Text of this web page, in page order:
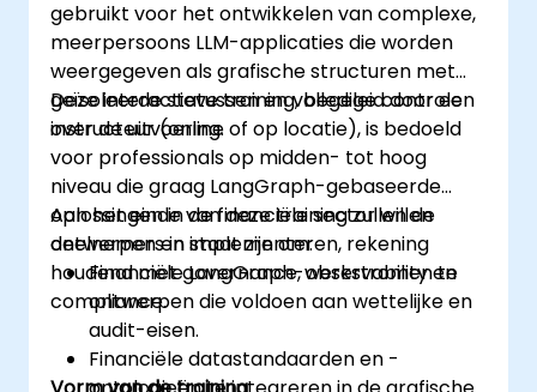
gebruikt voor het ontwikkelen van complexe,
meerpersoons LLM-applicaties die worden
weergegeven als grafische structuren met
geïsoleerde statussen en volledige controle
over de uitvoering.
Deze interactieve training, begeleid door een
instructeur (online of op locatie), is bedoeld
voor professionals op midden- tot hoog
niveau die graag LangGraph-gebaseerde
oplossingen in de financiële sector willen
ontwerpen en implementeren, rekening
houdend met governance, observability en
compliance.
Aan het einde van deze training zullen de
deelnemers in staat zijn om:
Financiële LangGraph-werkstromen te
ontwerpen die voldoen aan wettelijke en
audit-eisen.
Financiële datastandaarden en -